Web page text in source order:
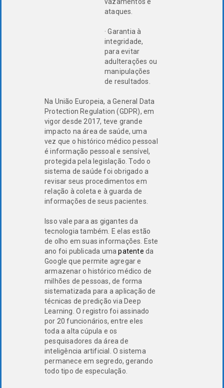
vazamentos e
ataques.
· Garantia à
integridade,
para evitar
adulterações ou
manipulações
de resultados.
Na União Europeia, a General Data
Protection Regulation (GDPR), em
vigor desde 2017, teve grande
impacto na área de saúde, uma
vez que o histórico médico pessoal
é informação pessoal e sensível,
protegida pela legislação. Todo o
sistema de saúde foi obrigado a
revisar seus procedimentos em
relação à coleta e à guarda de
informações de seus pacientes.
Isso vale para as gigantes da
tecnologia também. E elas estão
de olho em suas informações. Este
ano foi publicada umapatente da
Google que permite agregar e
armazenar o histórico médico de
milhões de pessoas, de forma
sistematizada para a aplicação de
técnicas de predição via Deep
Learning. O registro foi assinado
por 20 funcionários, entre eles
toda a alta cúpula e os
pesquisadores da área de
inteligência artificial. O sistema
permanece em segredo, gerando
todo tipo de especulação.